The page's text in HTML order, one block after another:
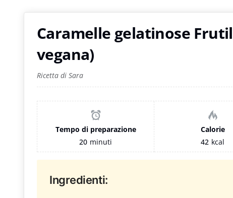
Caramelle gelatinose
vegana)
Ricetta di Sara
Tempo di preparazione
20 minuti
Calorie
42 kcal
Ingredienti: